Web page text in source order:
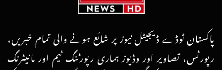
پاکستان ٹوڈے ڈیجیٹل نیوز پر شائع ہونے والی تمام خبریں،
رپورٹس، تصاویر اور وڈیوز ہماری رپورٹنگ ٹیم اور مانیٹرنگ